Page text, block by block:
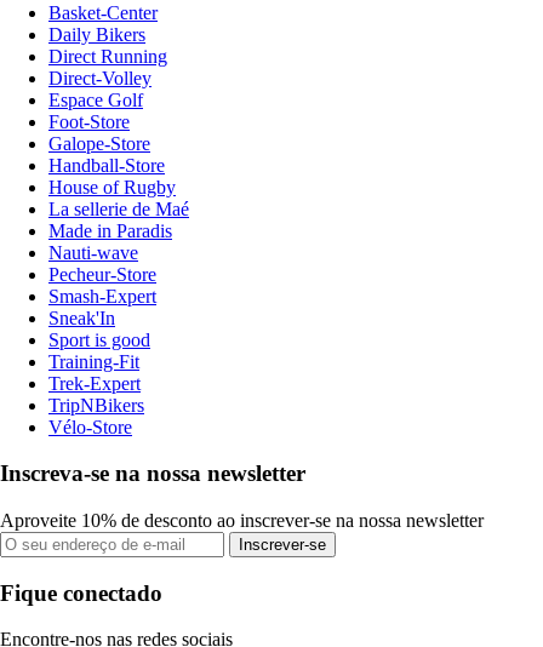
Basket-Center
Daily Bikers
Direct Running
Direct-Volley
Espace Golf
Foot-Store
Galope-Store
Handball-Store
House of Rugby
La sellerie de Maé
Made in Paradis
Nauti-wave
Pecheur-Store
Smash-Expert
Sneak'In
Sport is good
Training-Fit
Trek-Expert
TripNBikers
Vélo-Store
Inscreva-se na nossa newsletter
Aproveite 10% de desconto ao inscrever-se na nossa newsletter
Inscrever-se
Fique conectado
Encontre-nos nas redes sociais